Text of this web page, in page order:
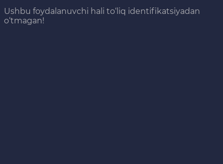
Ushbu foydalanuvchi hali to‘liq identifikatsiyadan
o‘tmagan!